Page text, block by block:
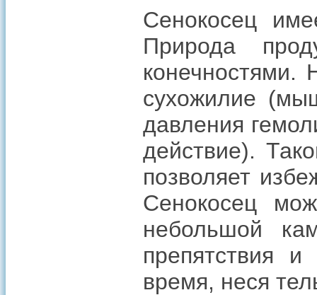
Сенокосец
Природа
сухожилие
давления
действие).
позволяет
Сенокосец
небольшой
препятствия
время, неся